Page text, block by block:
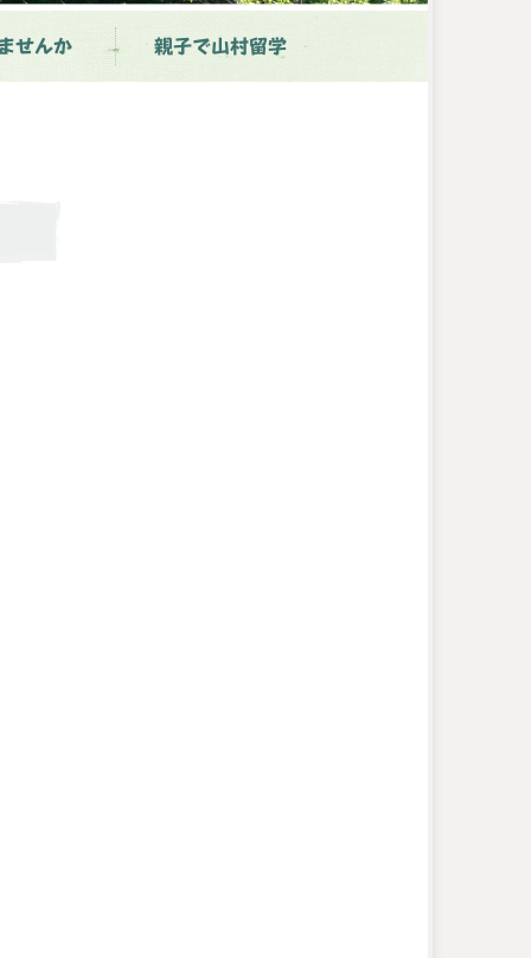
せんか 親子で山村留学